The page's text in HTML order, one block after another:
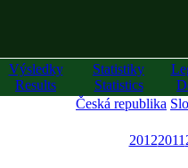
Výsledky
Results
Statistiky
Statistics
Česká republika
20122011